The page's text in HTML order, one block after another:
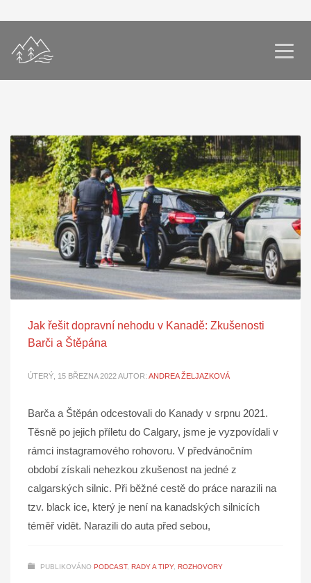
Jak řešit dopravní nehodu v Kanadě: Zkušenosti
Barči a Štěpána
ÚTERÝ, 15 BŘEZNA 2022AUTOR: ANDREA ŽELJAZKOVÁ
Barča a Štěpán odcestovali do Kanady v srpnu 2021.
Těsně po jejich příletu do Calgary, jsme je vyzpovídali v
rámci instagramového rohovoru. V předvánočním
období získali nehezkou zkušenost na jedné z
calgarských silnic. Při běžné cestě do práce narazili na
tzv. black ice, který je není na kanadských silnicích
téměř vidět. Narazili do auta před sebou,
PUBLIKOVÁNO PODCAST, RADY A TIPY, ROZHOVORY